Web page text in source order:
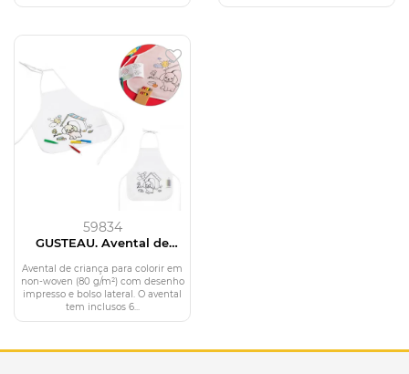
59834
GUSTEAU. Avental de
non-woven (80 g/m²)
Avental de criança para colorir em
non-woven (80 g/m²) com desenho
impresso e bolso lateral. O avental
tem inclusos 6...